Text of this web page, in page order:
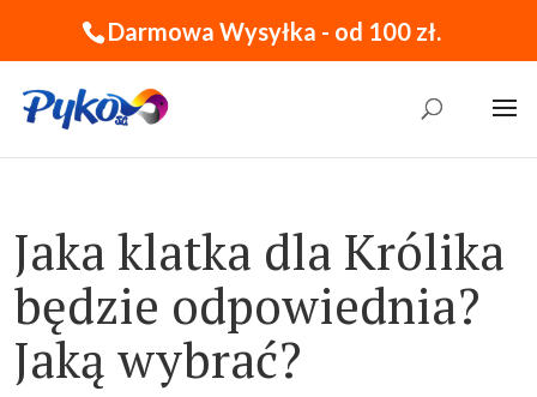
Darmowa Wysyłka - od 100 zł.
Jaka klatka dla Królika
będzie odpowiednia?
Jaką wybrać?